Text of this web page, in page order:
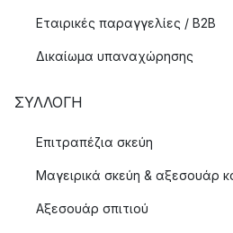
Εταιρικές παραγγελίες / B2B
Δικαίωμα υπαναχώρησης
ΣΥΛΛΟΓΉ
Επιτραπέζια σκεύη
Μαγειρικά σκεύη & αξεσουάρ
Αξεσουάρ σπιτιού